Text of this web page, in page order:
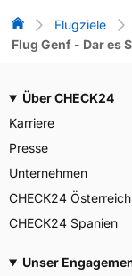
Flug-Vergleich
Flugziele
Flug Genf - Dar es
Über CHECK24
Karriere
Presse
Unternehmen
CHECK24 Österreich
CHECK24 Spanien
Unser